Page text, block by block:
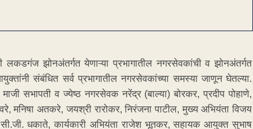
लकडगंज झोनअंतर्गत येणाऱ्या प्रभागातील नगरसेवकांची व झोनअंतर्गत
संबंधित सर्व प्रभागातील नगरसेवकांच्या समस्या जाणून घेतल्या.
सभापती व ज्येष्ठ नगरसेवक नरेंद्र (बाल्या) बोरकर, प्रदीप पोहाणे,
मनिषा अतकरे, जयश्री रारोकर, निरंजना पाटील, मुख्य अभियंता विजय
सी.जी. धकाते, कार्यकारी अभियंता राजेश भूतकर, सहायक आयुक्त सुभाष